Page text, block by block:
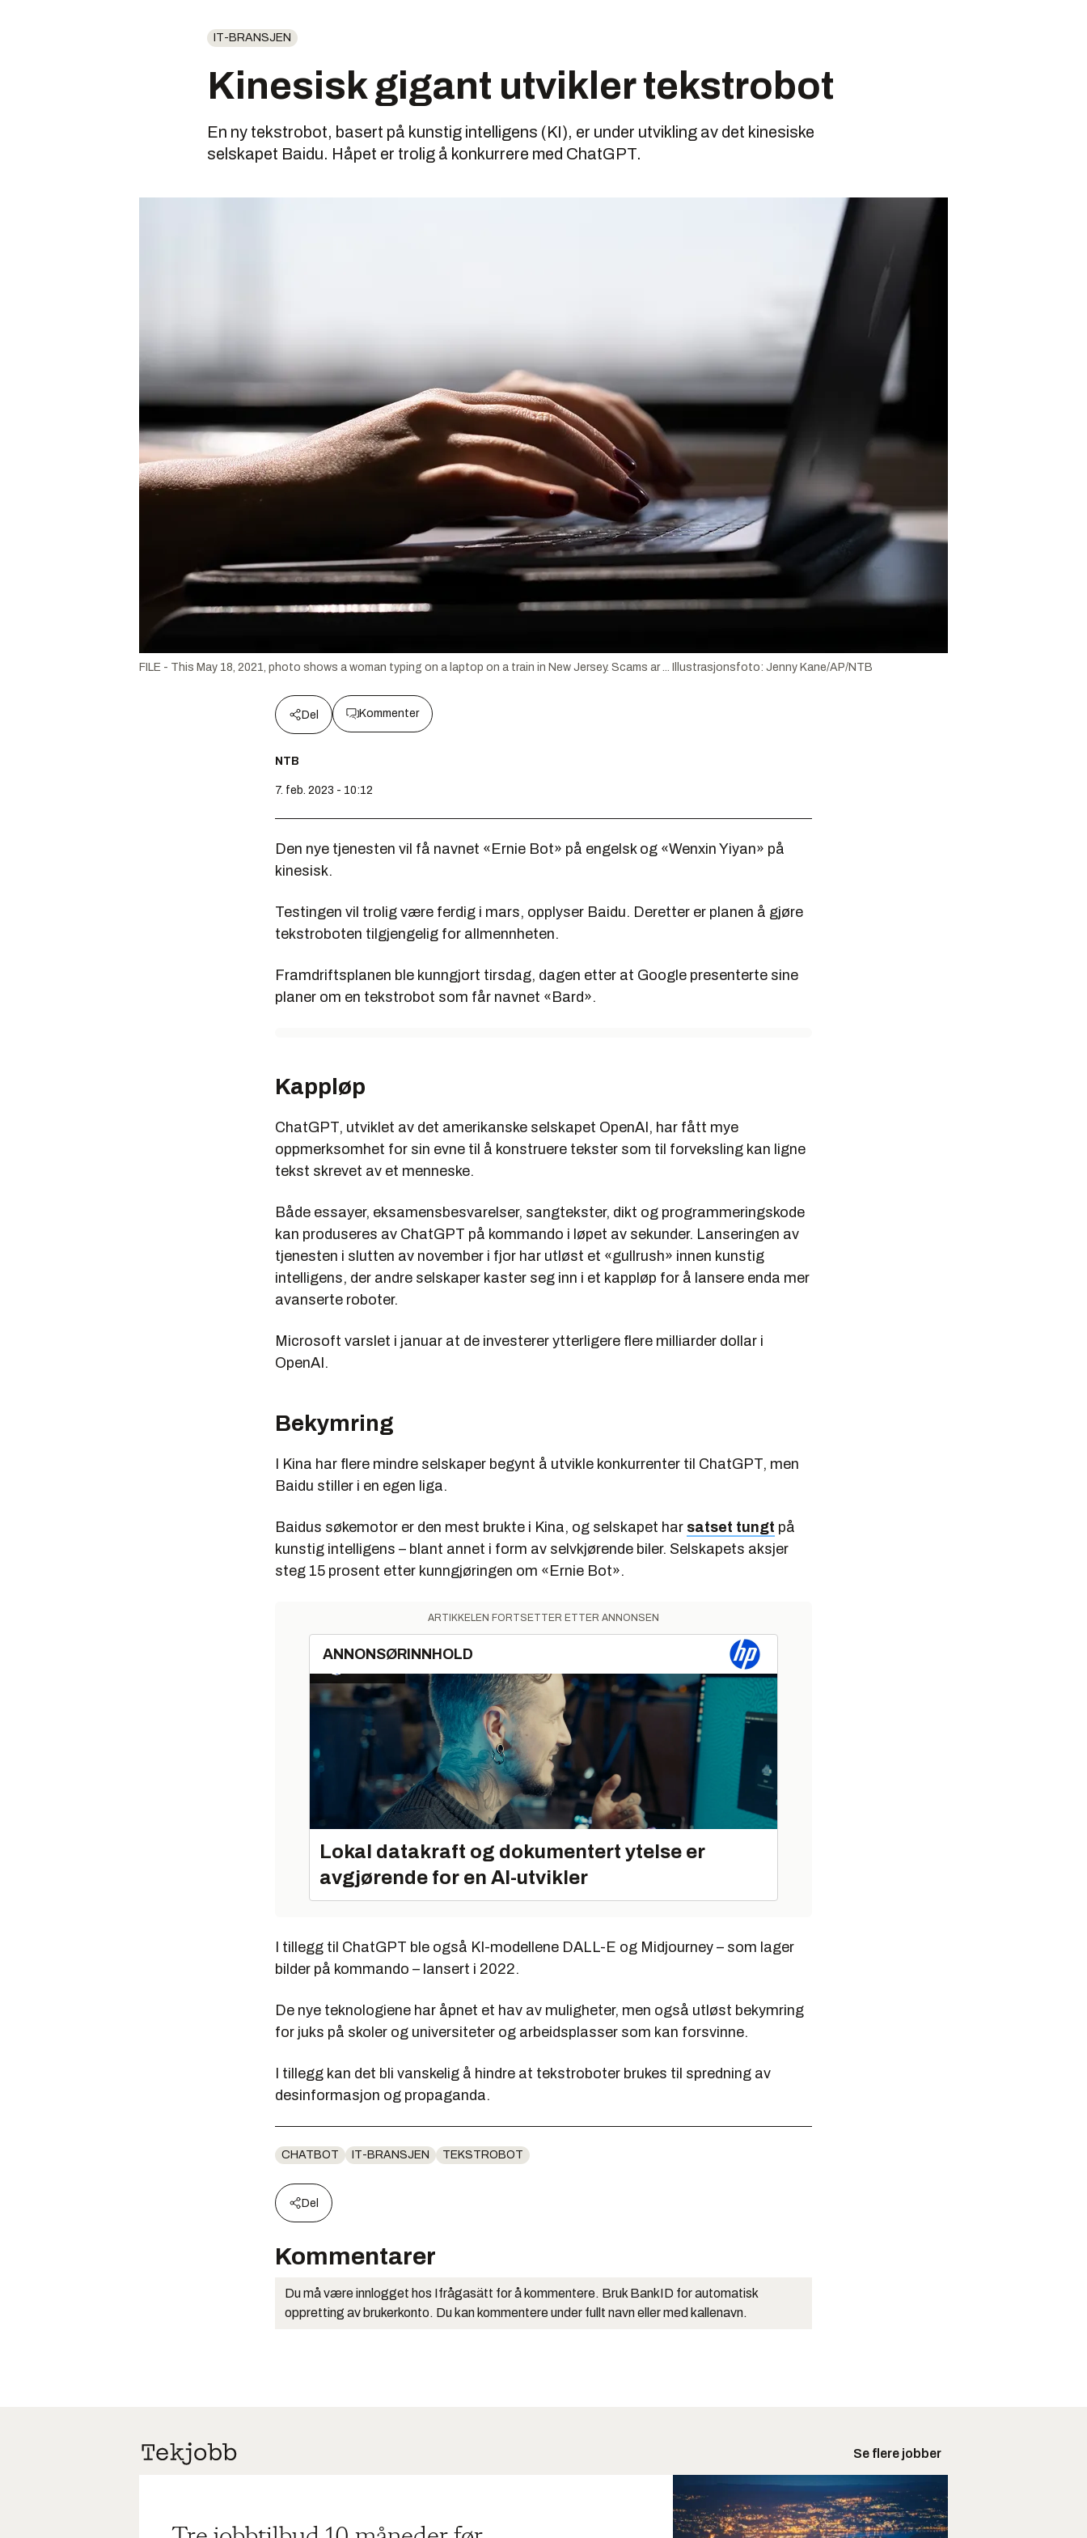
IT-BRANSJEN
Kinesisk gigant utvikler tekstrobot
En ny tekstrobot, basert på kunstig intelligens (KI), er under utvikling av det kinesiske
selskapet Baidu. Håpet er trolig å konkurrere med ChatGPT.
FILE - This May 18, 2021, photo shows a woman typing on a laptop on a train in New Jersey. Scams ar ... Illustrasjonsfoto: Jenny Kane/AP/NTB
Del Kommenter
NTB
7. feb. 2023 - 10:12
Den nye tjenesten vil få navnet «Ernie Bot» på engelsk og «Wenxin Yiyan» på
kinesisk.
Testingen vil trolig være ferdig i mars, opplyser Baidu. Deretter er planen å gjøre
tekstroboten tilgjengelig for allmennheten.
Framdriftsplanen ble kunngjort tirsdag, dagen etter at Google presenterte sine
planer om en tekstrobot som får navnet «Bard».
Kappløp
ChatGPT, utviklet av det amerikanske selskapet OpenAI, har fått mye
oppmerksomhet for sin evne til å konstruere tekster som til forveksling kan ligne
tekst skrevet av et menneske.
Både essayer, eksamensbesvarelser, sangtekster, dikt og programmeringskode
kan produseres av ChatGPT på kommando i løpet av sekunder. Lanseringen av
tjenesten i slutten av november i fjor har utløst et «gullrush» innen kunstig
intelligens, der andre selskaper kaster seg inn i et kappløp for å lansere enda mer
avanserte roboter.
Microsoft varslet i januar at de investerer ytterligere flere milliarder dollar i
OpenAI.
Bekymring
I Kina har flere mindre selskaper begynt å utvikle konkurrenter til ChatGPT, men
Baidu stiller i en egen liga.
Baidus søkemotor er den mest brukte i Kina, og selskapet har satset tungt på
kunstig intelligens – blant annet i form av selvkjørende biler. Selskapets aksjer
steg 15 prosent etter kunngjøringen om «Ernie Bot».
ARTIKKELEN FORTSETTER ETTER ANNONSEN
ANNONSØRINNHOLD
Lokal datakraft og dokumentert ytelse er
avgjørende for en AI-utvikler
I tillegg til ChatGPT ble også KI-modellene DALL-E og Midjourney – som lager
bilder på kommando – lansert i 2022.
De nye teknologiene har åpnet et hav av muligheter, men også utløst bekymring
for juks på skoler og universiteter og arbeidsplasser som kan forsvinne.
I tillegg kan det bli vanskelig å hindre at tekstroboter brukes til spredning av
desinformasjon og propaganda.
CHATBOT IT-BRANSJEN TEKSTROBOT
Del
Kommentarer
Du må være innlogget hos Ifrågasätt for å kommentere. Bruk BankID for automatisk
oppretting av brukerkonto. Du kan kommentere under fullt navn eller med kallenavn.
Se flere jobber